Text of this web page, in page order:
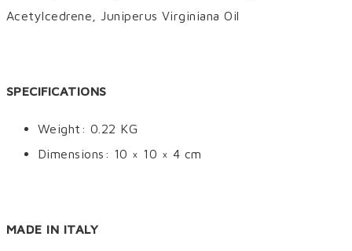
Acetylcedrene, Juniperus Virginiana Oil
SPECIFICATIONS
Weight: 0.22 KG
Dimensions: 10 × 10 × 4 cm
MADE IN ITALY